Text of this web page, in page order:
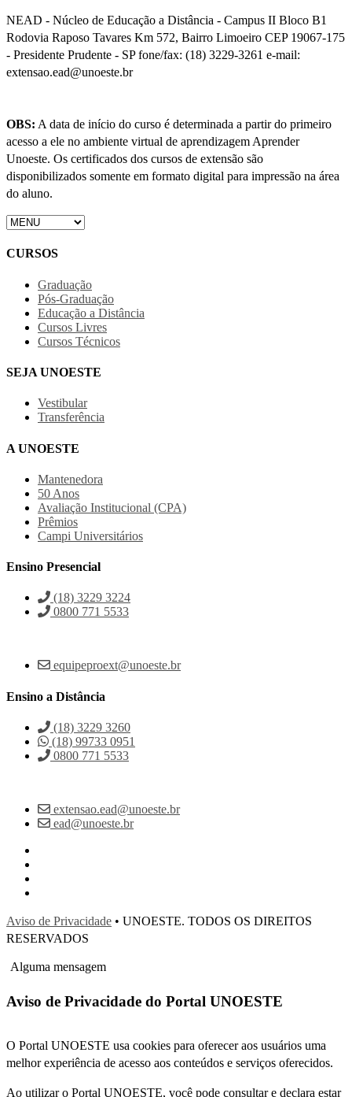
NEAD - Núcleo de Educação a Distância - Campus II Bloco B1
Rodovia Raposo Tavares Km 572, Bairro Limoeiro CEP 19067-175
- Presidente Prudente - SP fone/fax: (18) 3229-3261 e-mail:
extensao.ead@unoeste.br
OBS: A data de início do curso é determinada a partir do primeiro
acesso a ele no ambiente virtual de aprendizagem Aprender
Unoeste. Os certificados dos cursos de extensão são
disponibilizados somente em formato digital para impressão na área
do aluno.
CURSOS
Graduação
Pós-Graduação
Educação a Distância
Cursos Livres
Cursos Técnicos
SEJA UNOESTE
Vestibular
Transferência
A UNOESTE
Mantenedora
50 Anos
Avaliação Institucional (CPA)
Prêmios
Campi Universitários
Ensino Presencial
(18) 3229 3224
0800 771 5533
equipeproext@unoeste.br
Ensino a Distância
(18) 3229 3260
(18) 99733 0951
0800 771 5533
extensao.ead@unoeste.br
ead@unoeste.br
Aviso de Privacidade • UNOESTE. TODOS OS DIREITOS
RESERVADOS
Alguma mensagem
Aviso de Privacidade do Portal UNOESTE
O Portal UNOESTE usa cookies para oferecer aos usuários uma
melhor experiência de acesso aos conteúdos e serviços oferecidos.
Ao utilizar o Portal UNOESTE, você pode consultar e declara estar